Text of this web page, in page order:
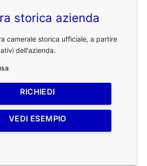
storica azienda
camerale storica ufficiale, a partire
dell'azienda.
RICHIEDI
VEDI ESEMPIO